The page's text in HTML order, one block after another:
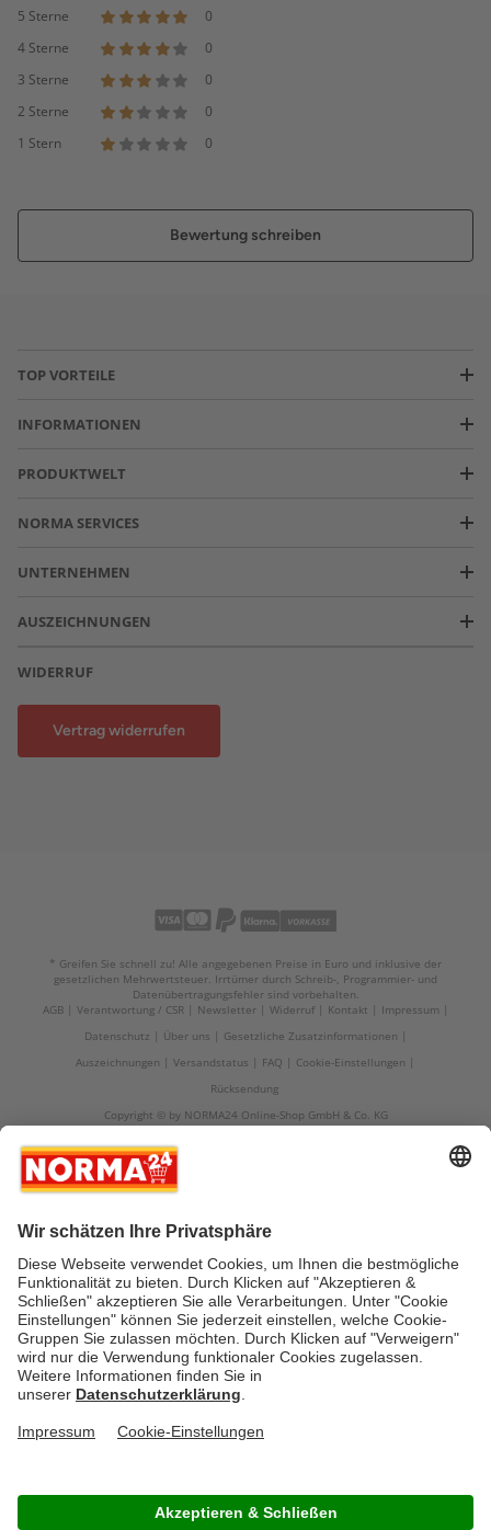
5 Sterne
0
4 Sterne
0
3 Sterne
0
2 Sterne
0
1 Stern
0
Bewertung schreiben
TOP VORTEILE
INFORMATIONEN
PRODUKTWELT
NORMA SERVICES
UNTERNEHMEN
AUSZEICHNUNGEN
WIDERRUF
Vertrag widerrufen
* Greifen Sie schnell zu! Alle angegebenen Preise in Euro und inklusive der
gesetzlichen Mehrwertsteuer. Irrtümer durch Schreib-, Programmier- und
Datenübertragungsfehler sind vorbehalten.
AGB
Verantwortung / CSR Newsletter Widerruf Kontakt
Impressum
Datenschutz
Über uns
Gesetzliche Zusatzinformationen
Auszeichnungen
Versandstatus FAQ
Cookie-Einstellungen
Rücksendung
Copyright © by NORMA24 Online-Shop GmbH & Co. KG